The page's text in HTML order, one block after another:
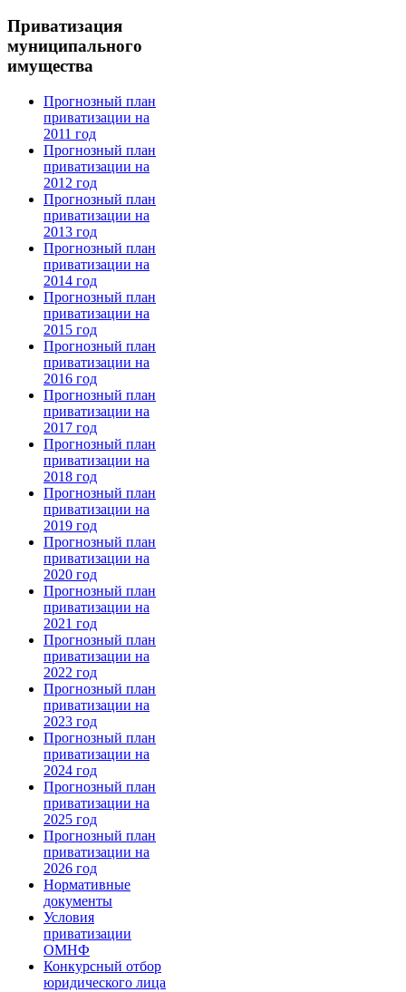
Приватизация
муниципального
имущества
Прогнозный план
приватизации на
2011 год
Прогнозный план
приватизации на
2012 год
Прогнозный план
приватизации на
2013 год
Прогнозный план
приватизации на
2014 год
Прогнозный план
приватизации на
2015 год
Прогнозный план
приватизации на
2016 год
Прогнозный план
приватизации на
2017 год
Прогнозный план
приватизации на
2018 год
Прогнозный план
приватизации на
2019 год
Прогнозный план
приватизации на
2020 год
Прогнозный план
приватизации на
2021 год
Прогнозный план
приватизации на
2022 год
Прогнозный план
приватизации на
2023 год
Прогнозный план
приватизации на
2024 год
Прогнозный план
приватизации на
2025 год
Прогнозный план
приватизации на
2026 год
Нормативные
документы
Условия
приватизации
ОМНФ
Конкурсный отбор
юридического лица